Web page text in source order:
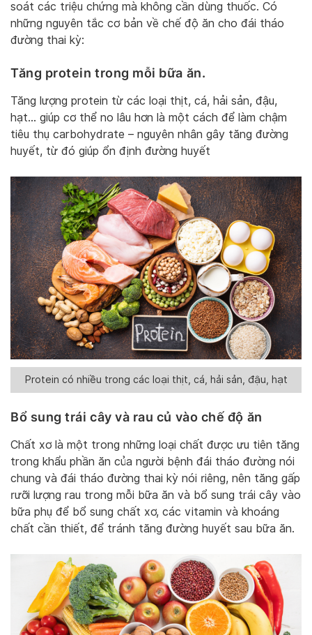
soát các triệu chứng mà không cần dùng thuốc. Có
những nguyên tắc cơ bản về chế độ ăn cho đái tháo
đường thai kỳ:
Tăng protein trong mỗi bữa ăn.
Tăng lượng protein từ các loại thịt, cá, hải sản, đậu,
hạt… giúp cơ thể no lâu hơn là một cách để làm chậm
tiêu thụ carbohydrate – nguyên nhân gây tăng đường
huyết, từ đó giúp ổn định đường huyết
Protein có nhiều trong các loại thịt, cá, hải sản, đậu, hạt
Bổ sung trái cây và rau củ vào chế độ ăn
Chất xơ là một trong những loại chất được ưu tiên tăng
trong khẩu phần ăn của người bệnh đái tháo đường nói
chung và đái tháo đường thai kỳ nói riêng, nên tăng gấp
rưỡi lượng rau trong mỗi bữa ăn và bổ sung trái cây vào
bữa phụ để bổ sung chất xơ, các vitamin và khoáng
chất cần thiết, để tránh tăng đường huyết sau bữa ăn.